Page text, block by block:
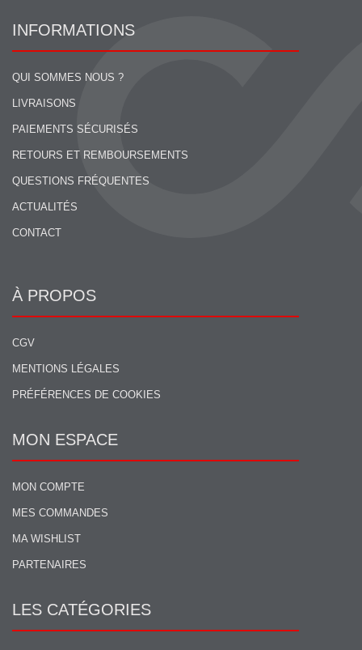
INFORMATIONS
QUI SOMMES NOUS ?
LIVRAISONS
PAIEMENTS SÉCURISÉS
RETOURS ET REMBOURSEMENTS
QUESTIONS FRÉQUENTES
ACTUALITÉS
CONTACT
À PROPOS
CGV
MENTIONS LÉGALES
PRÉFÉRENCES DE COOKIES
MON ESPACE
MON COMPTE
MES COMMANDES
MA WISHLIST
PARTENAIRES
LES CATÉGORIES